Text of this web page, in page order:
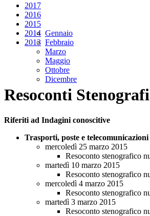
2017
2016
2015
Gennaio
Febbraio
Marzo
Maggio
Ottobre
Dicembre
2014
2013
Resoconti
Riferiti ad Indagini conoscitive
Trasporti, poste e
mercoledì 25 marzo 2015
Resoconto stenografico
martedì 10 marzo 2015
Resoconto stenografico
mercoledì 4 marzo 2015
Resoconto stenografico
martedì 3 marzo 2015
Resoconto stenografico